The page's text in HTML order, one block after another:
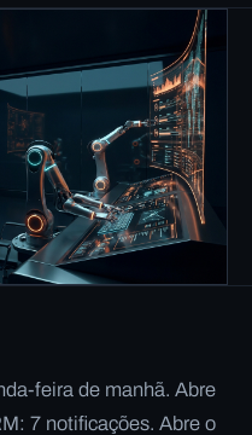
feira de manhã. Abre
7 notificações. Abre o